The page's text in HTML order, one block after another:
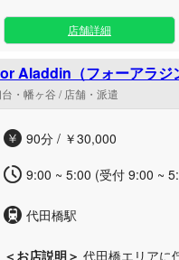
都会の喧騒を忘れさせる極上
たしました。当店の自慢は、
たちによる卓越したトリートメント
チェックをクリアしたセラピ
導きます。日々の疲れをリセ
てなしと極上の施術を、ぜひ
店舗詳細
Aladdin（フォーアラジ
・幡ヶ谷 / 店舗・派遣
90分 / ￥30,000
9:00 ~ 5:00 (受付 9:00 ~
代田橋駅
＜お店説明＞ 代田橋エリアに